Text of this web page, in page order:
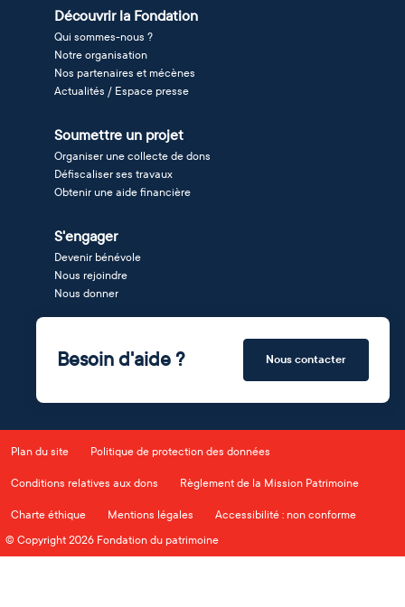
Découvrir la Fondation
Qui sommes-nous ?
Notre organisation
Nos partenaires et mécènes
Actualités / Espace presse
Soumettre un projet
Organiser une collecte de dons
Défiscaliser ses travaux
Obtenir une aide financière
S'engager
Devenir bénévole
Nous rejoindre
Nous donner
Besoin d'aide ? Nous contacter
Plan du site Politique de protection des données
Conditions relatives aux dons Règlement de la Mission Patrimoine
Charte éthique Mentions légales
Accessibilité : non conforme
© Copyright 2026 Fondation du patrimoine